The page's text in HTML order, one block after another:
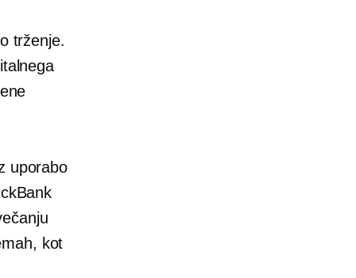
trženje.
uporabo
kot